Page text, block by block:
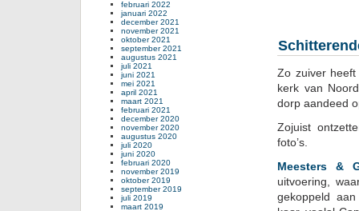
Zo zuiver
kerk van
dorp aandeed
Zojuist
foto’s.
Meesters &
uitvoering,
gekoppeld
februari 2022
januari 2022
december 2021
november 2021
oktober 2021
september 2021
augustus 2021
juli 2021
juni 2021
mei 2021
april 2021
maart 2021
februari 2021
december 2020
november 2020
augustus 2020
juli 2020
juni 2020
februari 2020
november 2019
oktober 2019
september 2019
juli 2019
maart 2019